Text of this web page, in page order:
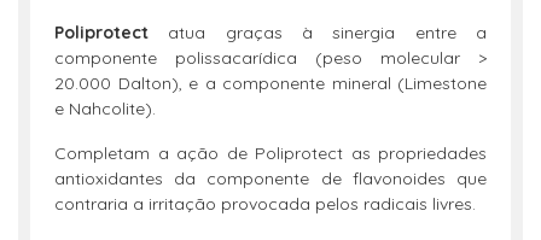
Poliprotect atua graças à sinergia entre a
componente polissacarídica (peso molecular >
20.000 Dalton), e a componente mineral (Limestone
e Nahcolite).
Completam a ação de Poliprotect as propriedades
antioxidantes da componente de flavonoides que
contraria a irritação provocada pelos radicais livres.